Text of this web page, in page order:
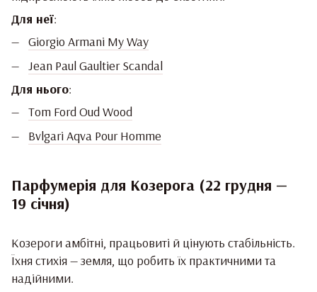
Для неї:
Giorgio Armani My Way
Jean Paul Gaultier Scandal
Для нього:
Tom Ford Oud Wood
Bvlgari Aqva Pour Homme
Парфумерія для Козерога (22 грудня —
19 січня)
Козероги амбітні, працьовиті й цінують стабільність.
Їхня стихія — земля, що робить їх практичними та
надійними.